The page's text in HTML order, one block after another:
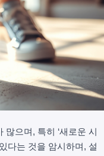
으며, 특히 ‘새로운 시
다는 것을 암시하며, 설